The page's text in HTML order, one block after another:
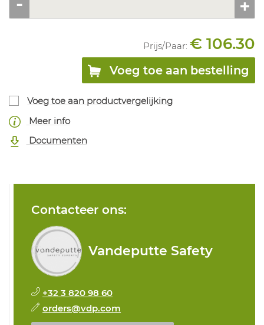
Prijs/Paar: € 106.30
Voeg toe aan bestelling
Voeg toe aan productvergelijking
Meer info
Documenten
Contacteer ons:
Vandeputte Safety
+32 3 820 98 60
orders@vdp.com